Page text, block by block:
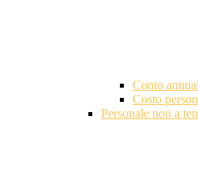
Conto
Costo
Personale non a